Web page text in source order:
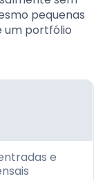
pequenas
um portfólio
e